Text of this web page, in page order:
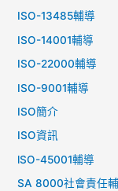
ISO-13485輔導
ISO-14001輔導
ISO-22000輔導
ISO-9001輔導
ISO簡介
ISO資訊
lSO-45001輔導
SA 8000社會責任